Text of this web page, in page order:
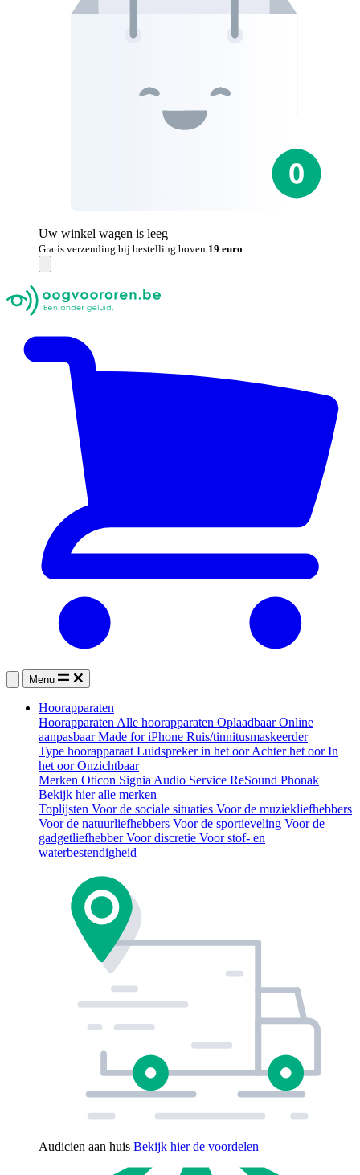
Uw winkel wagen is leeg
Gratis verzending bij bestelling boven 19 euro
Menu
Hoorapparaten
Hoorapparaten Alle hoorapparaten OplaadbaarOnline
aanpasbaarMade for iPhone Ruis/tinnitusmaskeerder
Type hoorapparaat Luidspreker in het oorAchter het oorIn
het oorOnzichtbaar
Merken Oticon Signia Audio Service ReSound Phonak
Bekijk hier alle merken
Toplijsten Voor de sociale situaties Voor de muziekliefhebbers
Voor de natuurliefhebbers Voor de sportieveling Voor de
gadgetliefhebberVoor discretie Voor stof- en
waterbestendigheid
Audicien aan huis Bekijk hier de voordelen